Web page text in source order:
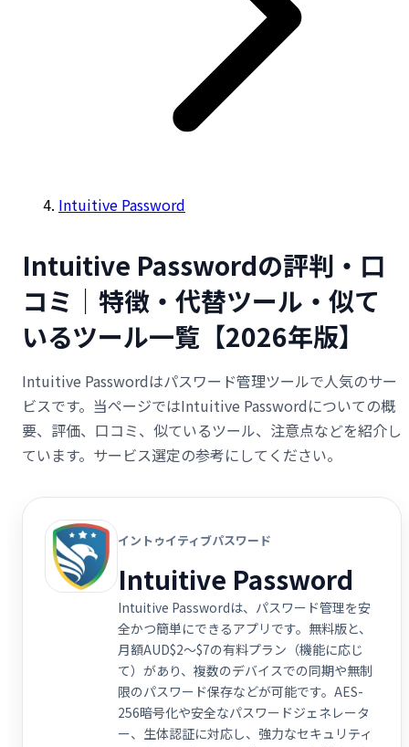
Intuitive Password
Intuitive Passwordの評判・口
コミ｜特徴・代替ツール・似て
いるツール一覧【2026年版】
Intuitive Passwordはパスワード管理ツールで人気のサー
ビスです。当ページではIntuitive Passwordについての概
要、評価、口コミ、似ているツール、注意点などを紹介し
ています。サービス選定の参考にしてください。
イントゥイティブパスワード
Intuitive Password
Intuitive Passwordは、パスワード管理を安
全かつ簡単にできるアプリです。無料版と、
月額AUD$2～$7の有料プラン（機能に応じ
て）があり、複数のデバイスでの同期や無制
限のパスワード保存などが可能です。AES-
256暗号化や安全なパスワードジェネレータ
ー、生体認証に対応し、強力なセキュリティ